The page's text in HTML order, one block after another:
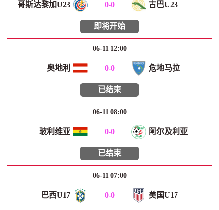
哥斯达黎加U23 0-0 古巴U23
即将开始
06-11 12:00
奥地利 0-0 危地马拉
已结束
06-11 08:00
玻利维亚 0-0 阿尔及利亚
已结束
06-11 07:00
巴西U17 0-0 美国U17